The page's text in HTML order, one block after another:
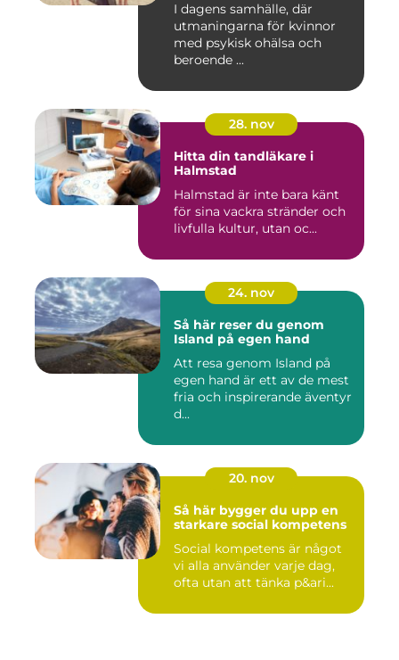
I dagens samhälle, där
utmaningarna för kvinnor
med psykisk ohälsa och
beroende ...
28. nov
Hitta din tandläkare i
Halmstad
Halmstad är inte bara känt
för sina vackra stränder och
livfulla kultur, utan oc...
24. nov
Så här reser du genom
Island på egen hand
Att resa genom Island på
egen hand är ett av de mest
fria och inspirerande äventyr
d...
20. nov
Så här bygger du upp en
starkare social kompetens
Social kompetens är något
vi alla använder varje dag,
ofta utan att tänka p&ari...